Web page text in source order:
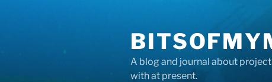
A blog and journal about
with at present.